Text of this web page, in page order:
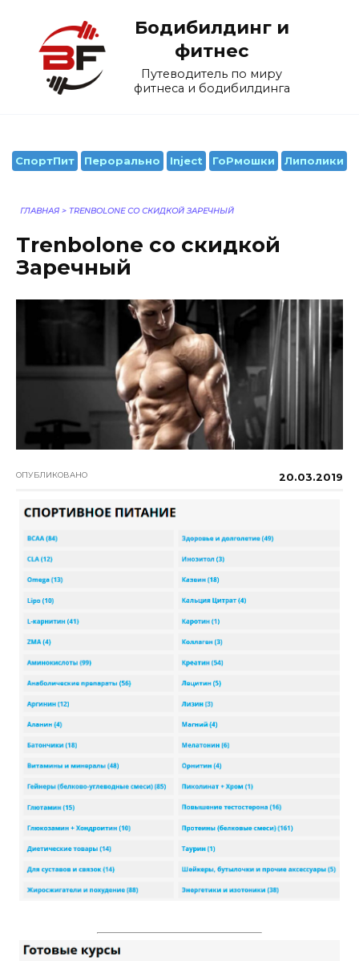
содержанию
Бодибилдинг и
фитнес
Путеводитель по миру
фитнеса и бодибилдинга
СпортПит Перорально Inject ГоРмошки Липолики
ГЛАВНАЯ > TRENBOLONE СО СКИДКОЙ ЗАРЕЧНЫЙ
Trenbolone со скидкой
Заречный
ОПУБЛИКОВАНО 20.03.2019